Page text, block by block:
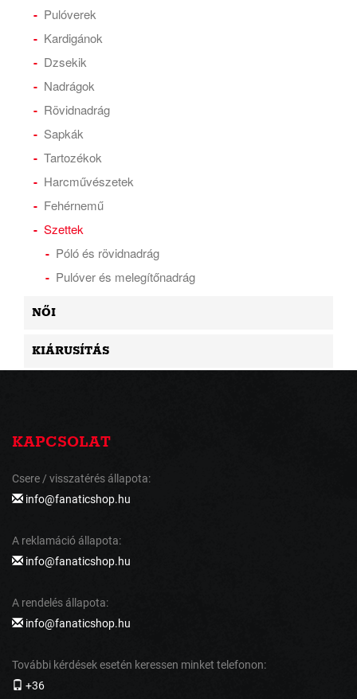
Pulóverek
Kardigánok
Dzsekik
Nadrágok
Rövidnadrág
Sapkák
Tartozékok
Harcművészetek
Fehérnemű
Szettek
Póló és rövidnadrág
Pulóver és melegítőnadrág
NŐI
KIÁRUSÍTÁS
KAPCSOLAT
Csere / visszatérés állapota:
info@fanaticshop.hu
A reklamáció állapota:
info@fanaticshop.hu
A rendelés állapota:
info@fanaticshop.hu
További kérdések esetén keressen minket telefonon:
+36